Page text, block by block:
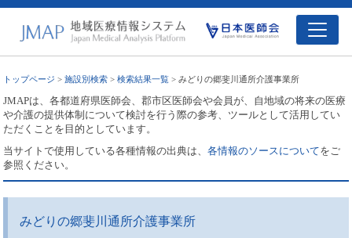
トップページ >施設別検索 >検索結果一覧 > みどりの郷斐川通所介護事業所
JMAPは、各都道府県医師会、郡市区医師会や会員が、自地域の将来の医療
や介護の提供体制について検討を行う際の参考、ツールとして活用してい
ただくことを目的としています。
当サイトで使用している各種情報の出典は、各情報のソースについてをご
参照ください。
みどりの郷斐川通所介護事業所